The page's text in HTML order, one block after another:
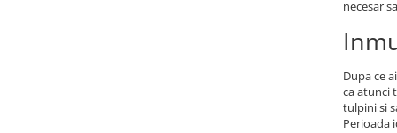
necesar
Dupa ce
ca atunci
tulpini si
Perioada